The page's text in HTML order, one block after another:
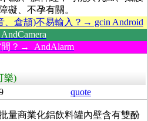
礙、不孕有關。
、倉頡)不易輸入？→ gcin Android
間？→ AndAlarm
樂)
quote
量商業化鋁飲料罐內壁含有雙酚